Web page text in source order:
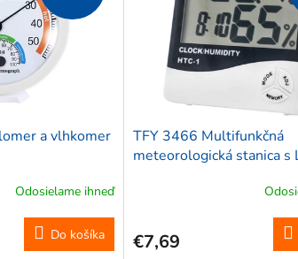
a vlhkomer
Odosielame ihneď
Do košíka
TFY 3466 Multifunkčná
meteorologická stanica s
€7,69